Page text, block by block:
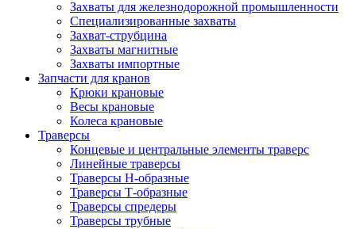
Захваты для железнодорожной промышленности
Специализированные захваты
Захват-струбцина
Захваты магнитные
Захваты импортные
Запчасти для кранов
Крюки крановые
Весы крановые
Колеса крановые
Траверсы
Концевые и центральные элементы траверс
Линейные траверсы
Траверсы Н-образные
Траверсы Т-образные
Траверсы спредеры
Траверсы трубные